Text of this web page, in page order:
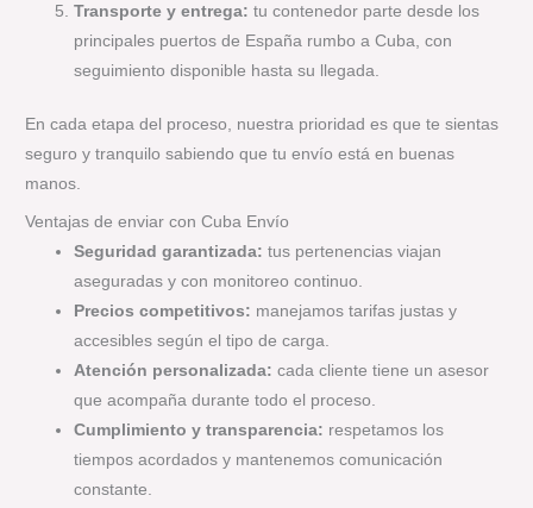
Transporte y entrega: tu contenedor parte desde los
principales puertos de España rumbo a Cuba, con
seguimiento disponible hasta su llegada.
En cada etapa del proceso, nuestra prioridad es que te sientas
seguro y tranquilo sabiendo que tu envío está en buenas
manos.
Ventajas de enviar con Cuba Envío
Seguridad garantizada: tus pertenencias viajan
aseguradas y con monitoreo continuo.
Precios competitivos: manejamos tarifas justas y
accesibles según el tipo de carga.
Atención personalizada: cada cliente tiene un asesor
que acompaña durante todo el proceso.
Cumplimiento y transparencia: respetamos los
tiempos acordados y mantenemos comunicación
constante.